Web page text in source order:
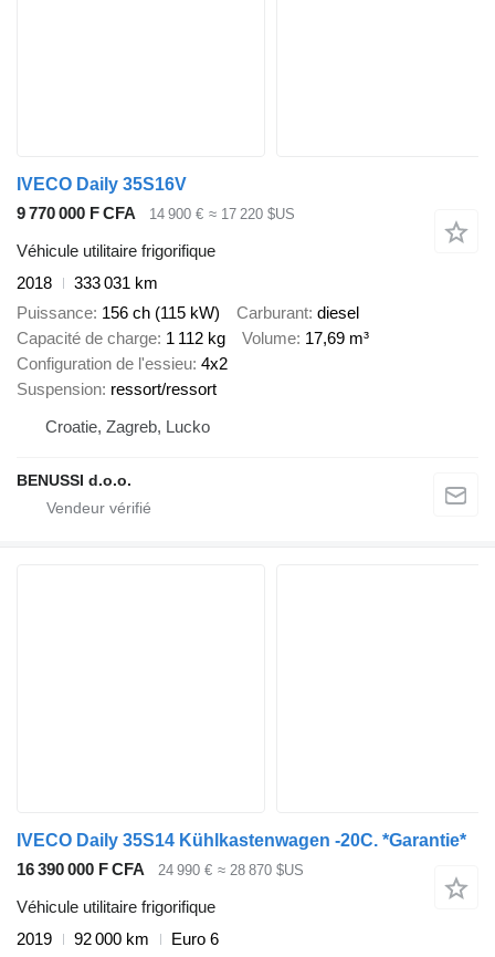
IVECO Daily 35S16V
9 770 000 F CFA
14 900 € ≈ 17 220 $US
Véhicule utilitaire frigorifique
2018
333 031 km
Puissance 156 ch (115 kW) Carburant diesel
Capacité de charge 1 112 kg Volume 17,69 m³
Configuration de l'essieu 4x2
Suspension ressort/ressort
Croatie, Zagreb, Lucko
BENUSSI d.o.o.
IVECO Daily 35S14 Kühlkastenwagen -20C. *Garantie*
16 390 000 F CFA
24 990 € ≈ 28 870 $US
Véhicule utilitaire frigorifique
2019
92 000 km
Euro 6